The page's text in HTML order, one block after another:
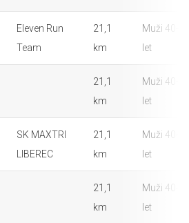
Eleven Run
Team
21,1
km
Muži 40-49
let
21,1
km
Muži 40-49
let
SK MAXTRI
LIBEREC
21,1
km
Muži 40-49
let
21,1
km
Muži 40-49
let